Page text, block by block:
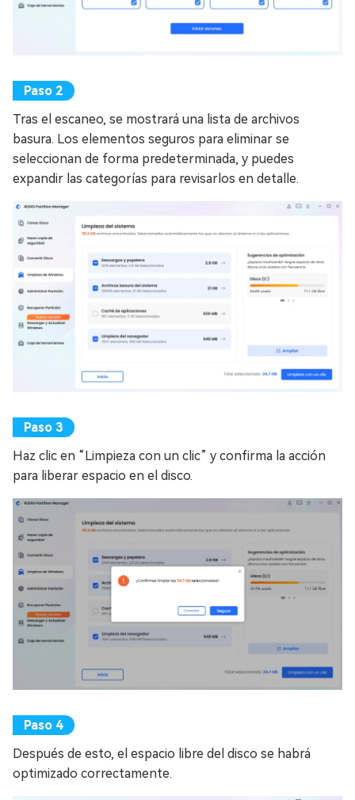
Tras el escaneo, se mostrará una lista de archivos
basura. Los elementos seguros para eliminar se
seleccionan de forma predeterminada, y puedes
expandir las categorías para revisarlos en detalle.
Haz clic en “Limpieza con un clic” y confirma la acción
para liberar espacio en el disco.
Después de esto, el espacio libre del disco se habrá
optimizado correctamente.